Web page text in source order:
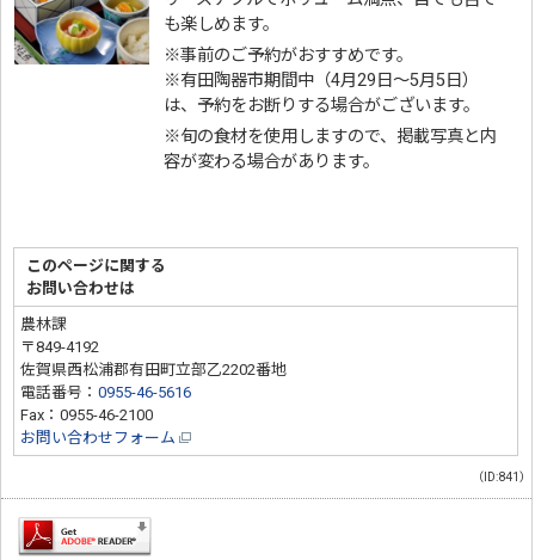
も楽しめます。
※事前のご予約がおすすめです。
※有田陶器市期間中（4月29日～5月5日）
は、予約をお断りする場合がございます。
※旬の食材を使用しますので、掲載写真と内
容が変わる場合があります。
このページに関する
お問い合わせは
農林課
〒849-4192
佐賀県西松浦郡有田町立部乙2202番地
電話番号：0955-46-5616
Fax：0955-46-2100
お問い合わせフォーム
（ID:841）